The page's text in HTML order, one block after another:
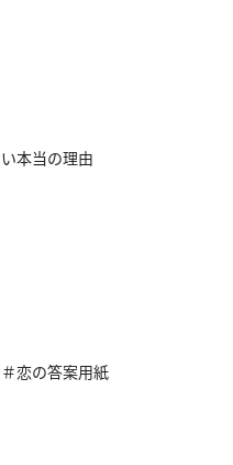
本当の理由
恋の答案用紙